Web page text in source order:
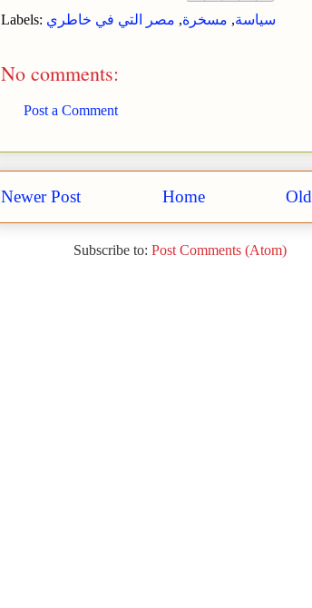
Labels:
سياسة, مسخرة, مصر التي في خاطري
No comments:
Post a Comment
Newer Post Home
Subscribe to: Post Comments (Atom)